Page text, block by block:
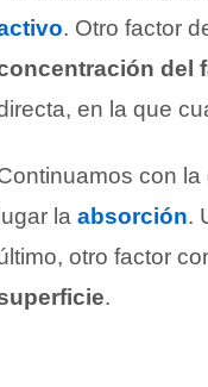
. Otro factor
del
en la que
con la
lugar la absorción.
otro factor
.